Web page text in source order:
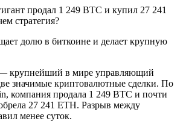
продал 1 249 BTC и купил 27 241
стратегия?
крупнейший в мире управляющий
значимые криптовалютные сделки. По
компания продала 1 249 BTC и почти
27 241 ETH. Разрыв между
менее суток.